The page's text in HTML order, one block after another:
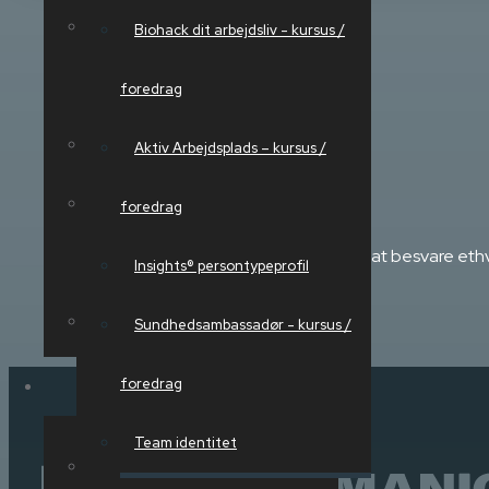
Biohack dit arbejdsliv - kursus /
foredrag
Aktiv Arbejdsplads – kursus /
foredrag
Insights® persontypeprofil
Sundhedsambassadør - kursus /
foredrag
Team identitet
Aktiv Arbejdsplads – kursus /
foredrag
Insights® persontypeprofil
Sundhedsambassadør - kursus /
foredrag
Team identitet
Firmasundhed
Vi sidder klar til at besvare